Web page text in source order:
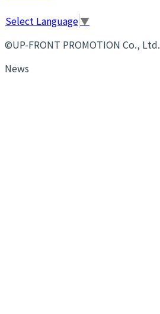
Select Language▼
©UP-FRONT PROMOTION Co., Ltd.
News